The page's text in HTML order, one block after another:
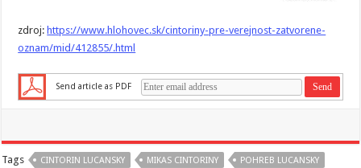
zdroj: https://www.hlohovec.sk/cintoriny-pre-verejnost-zatvorene-
oznam/mid/412855/.html
Send article as PDF
Tags CINTORIN LUCANSKY MIKAS CINTORINY
POHREB LUCANSKY